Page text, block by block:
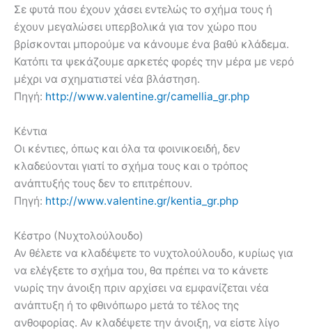
Σε φυτά που έχουν χάσει εντελώς το σχήμα τους ή
έχουν μεγαλώσει υπερβολικά για τον χώρο που
βρίσκονται μπορούμε να κάνουμε ένα βαθύ κλάδεμα.
Κατόπι τα ψεκάζουμε αρκετές φορές την μέρα με νερό
μέχρι να σχηματιστεί νέα βλάστηση.
Πηγή: http://www.valentine.gr/camellia_gr.php
Κέντια
Οι κέντιες, όπως και όλα τα φοινικοειδή, δεν
κλαδεύονται γιατί το σχήμα τους και ο τρόπος
ανάπτυξής τους δεν το επιτρέπουν.
Πηγή: http://www.valentine.gr/kentia_gr.php
Κέστρο (Νυχτολούλουδο)
Αν θέλετε να κλαδέψετε το νυχτολούλουδο, κυρίως για
να ελέγξετε το σχήμα του, θα πρέπει να το κάνετε
νωρίς την άνοιξη πριν αρχίσει να εμφανίζεται νέα
ανάπτυξη ή το φθινόπωρο μετά το τέλος της
ανθοφορίας. Αν κλαδέψετε την άνοιξη, να είστε λίγο